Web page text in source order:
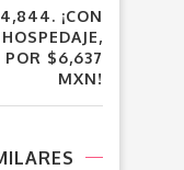
¡CON
POR $6,637
MXN!